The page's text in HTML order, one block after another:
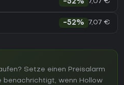
-52% 7,07 €
-52% 7,07 €
Setze einen Preisalarm
benachrichtigt, wenn Hollow